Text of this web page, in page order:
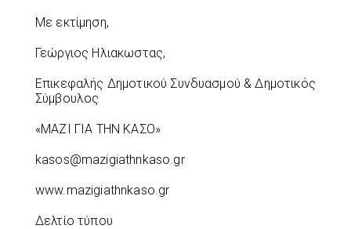
Με εκτίμηση,
Γεώργιος Ηλιακωστας,
Επικεφαλής Δημοτικού Συνδυασμού & Δημοτικός
Σύμβουλος
«ΜΑΖΙ ΓΙΑ ΤΗΝ ΚΑΣΟ»
kasos@mazigiathnkaso.gr
www.mazigiathnkaso.gr
Δελτίο τύπου